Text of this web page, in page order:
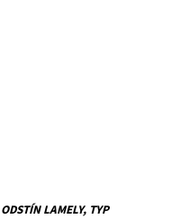
LAMELY, TYP